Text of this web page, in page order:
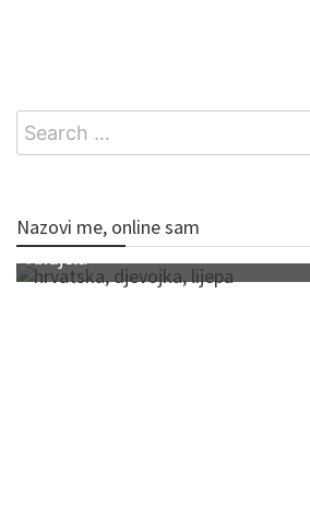
Search
for:
Nazovi me, online sam
Andjela